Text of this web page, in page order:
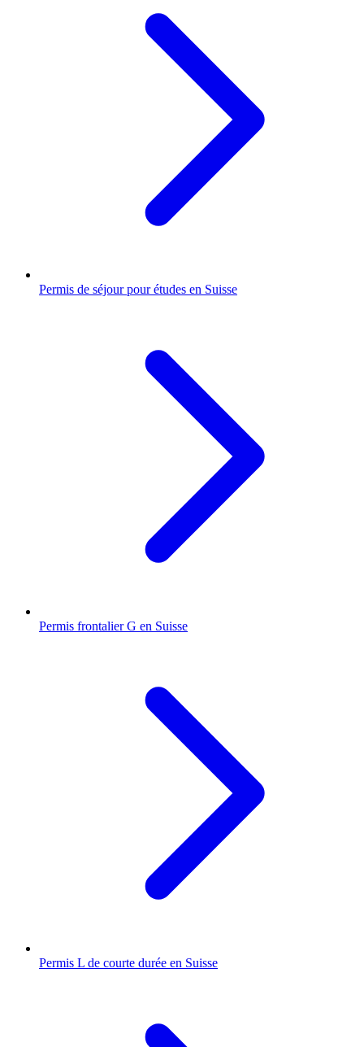
Permis de séjour pour études en Suisse
Permis frontalier G en Suisse
Permis L de courte durée en Suisse